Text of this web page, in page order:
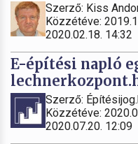
Szerző: Kiss
Közzétéve:
2020.02.18. 14:32
E-építési napló
Szerző:
Közzétéve:
2020.07.20. 12:09